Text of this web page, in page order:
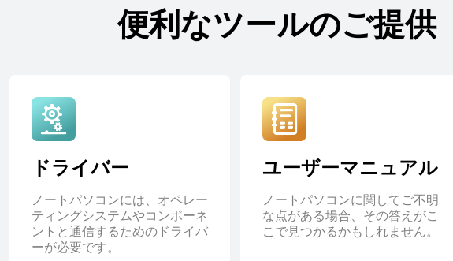
便利なツールのご提供
ドライバー
ノートパソコンには、オペレー
ティングシステムやコンポーネ
ントと通信するためのドライバ
ーが必要です。
ユーザーマニュアル
ノートパソコンに関してご不明
な点がある場合、その答えがこ
こで見つかるかもしれません。